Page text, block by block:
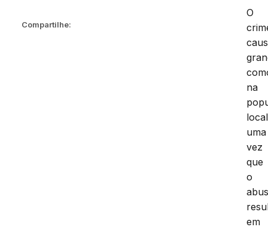
Compartilhe:
O
na
uma
vez
que
o
em